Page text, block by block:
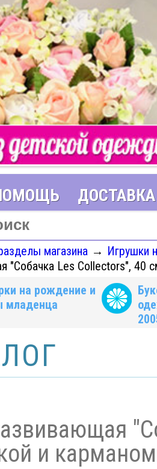
ДОСТАВКА
магазина → Игрушки
"Собачка Les Collectors", 40
на рождение и
младенца
и